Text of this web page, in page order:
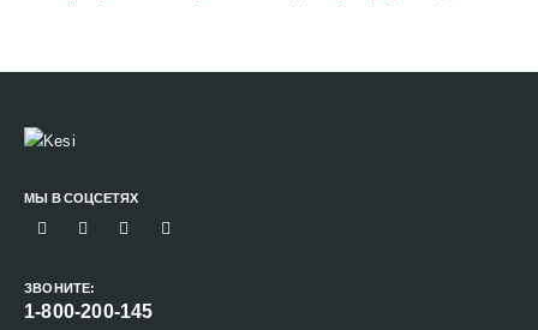
МЫ В СОЦСЕТЯХ
ЗВОНИТЕ:
1-800-200-145